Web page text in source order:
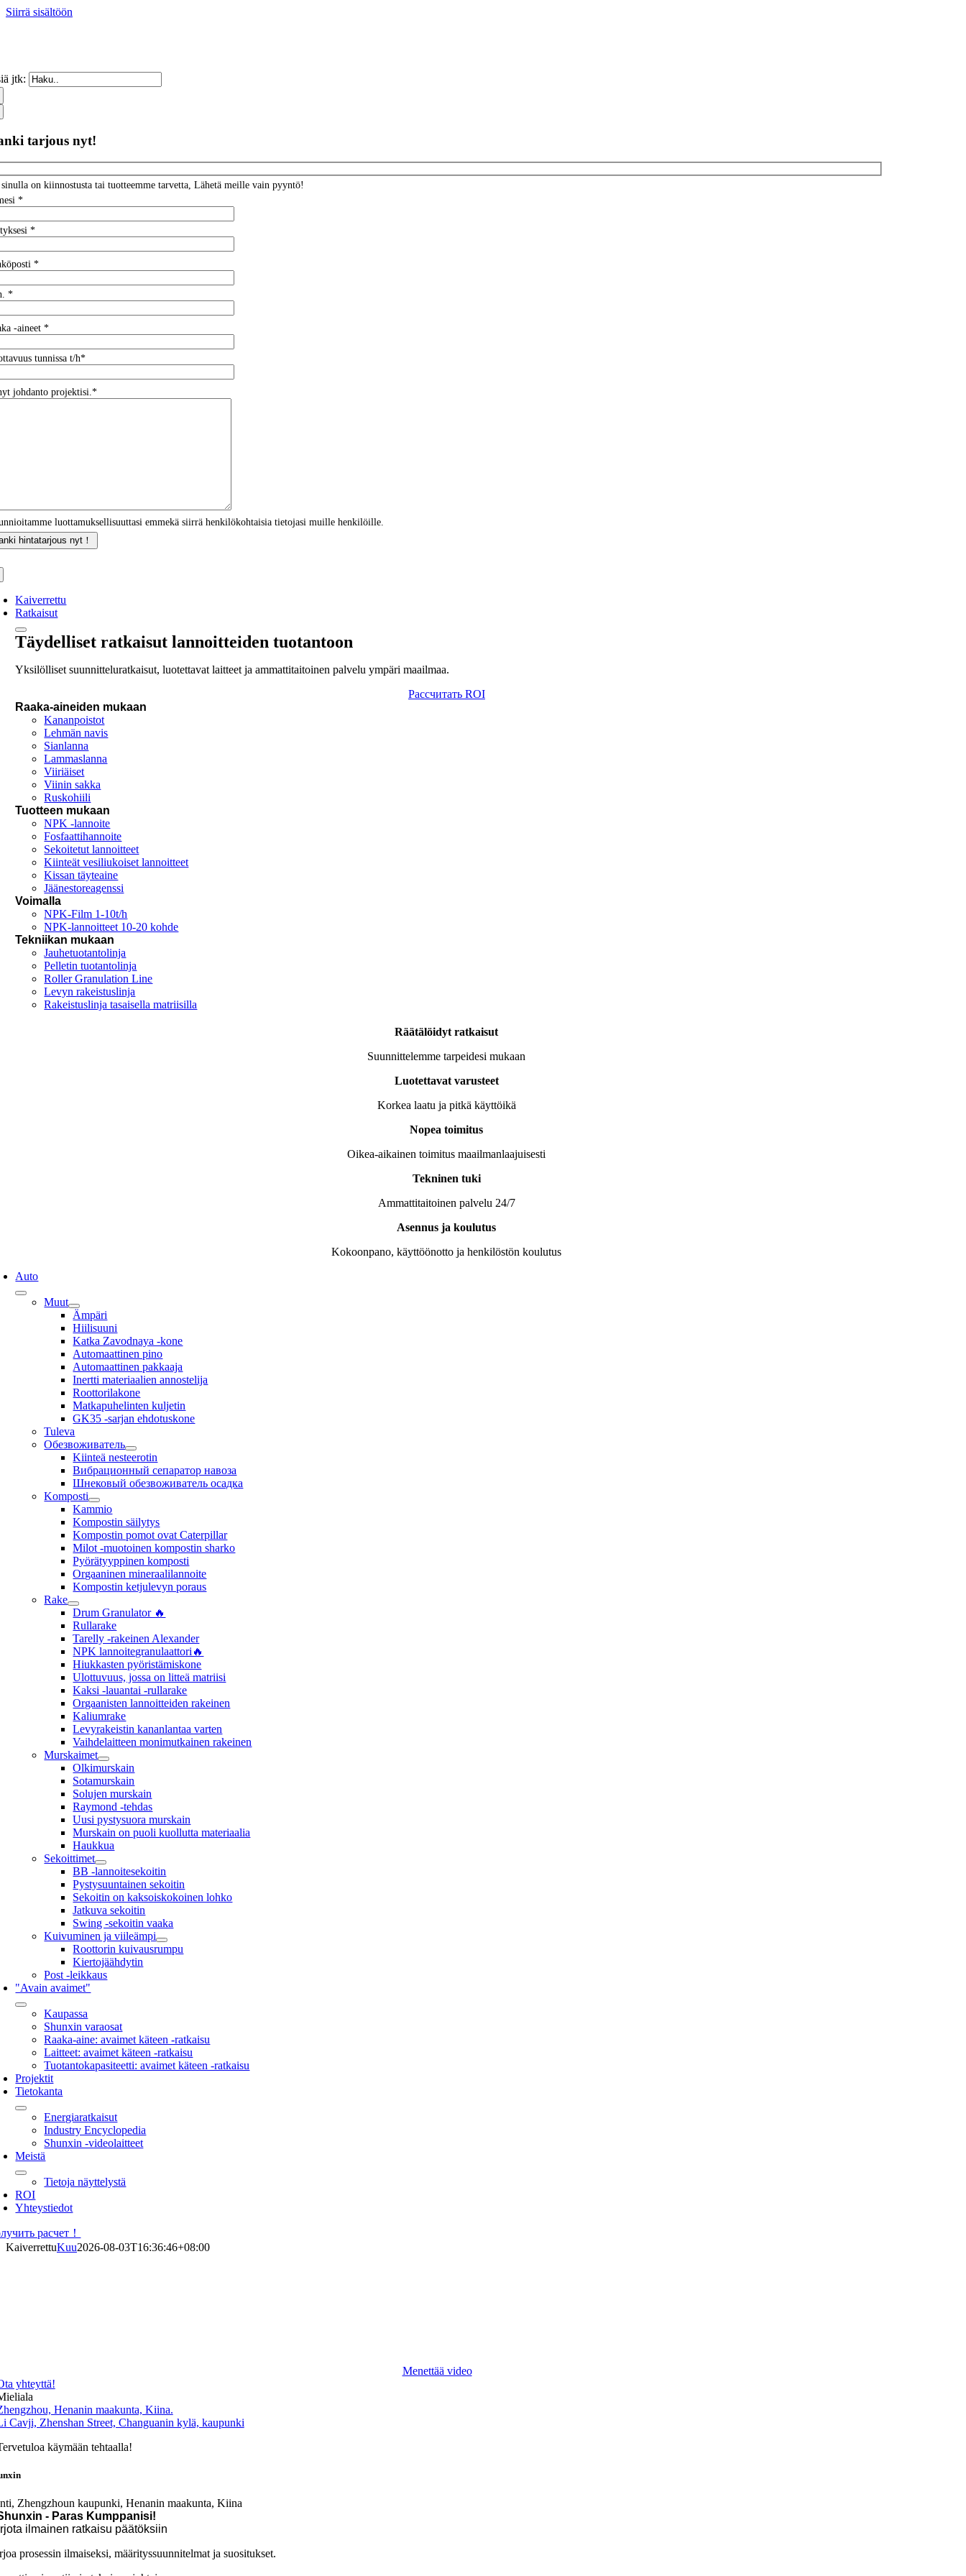
Siirrä sisältöön
jtk:
tarjous nyt!
sinulla on kiinnostusta tai tuotteemme tarvetta, Lähetä meille vain pyyntö!
*
*
*
*
-aineet *
tunnissa t/h*
johdanto projektisi.*
luottamuksellisuuttasi emmekä siirrä henkilökohtaisia ​​tietojasi muille henkilöille.
Kaiverrettu
Ratkaisut
Täydelliset ratkaisut lannoitteiden tuotantoon
Yksilölliset suunnitteluratkaisut, luotettavat laitteet ja ammattitaitoinen palvelu ympäri maailmaa.
Рассчитать ROI
Raaka-aineiden mukaan
Kananpoistot
Lehmän navis
Sianlanna
Lammaslanna
Viiriäiset
Viinin sakka
Ruskohiili
Tuotteen mukaan
NPK -lannoite
Fosfaattihannoite
Sekoitetut lannoitteet
Kiinteät vesiliukoiset lannoitteet
Kissan täyteaine
Jäänestoreagenssi
Voimalla
NPK-Film 1-10t/h
NPK-lannoitteet 10-20 kohde
Tekniikan mukaan
Jauhetuotantolinja
Pelletin tuotantolinja
Roller Granulation Line
Levyn rakeistuslinja
Rakeistuslinja tasaisella matriisilla
Räätälöidyt ratkaisut
Suunnittelemme tarpeidesi mukaan
Luotettavat varusteet
Korkea laatu ja pitkä käyttöikä
Nopea toimitus
Oikea-aikainen toimitus maailmanlaajuisesti
Tekninen tuki
Ammattitaitoinen palvelu 24/7
Asennus ja koulutus
Kokoonpano, käyttöönotto ja henkilöstön koulutus
Auto
Muut
Ämpäri
Hiilisuuni
Katka Zavodnaya -kone
Automaattinen pino
Automaattinen pakkaaja
Inertti materiaalien annostelija
Roottorilakone
Matkapuhelinten kuljetin
GK35 -sarjan ehdotuskone
Tuleva
Обезвоживатель
Kiinteä nesteerotin
Вибрационный сепаратор навоза
Шнековый обезвоживатель осадка
Komposti
Kammio
Kompostin säilytys
Kompostin pomot ovat Caterpillar
Milot -muotoinen kompostin sharko
Pyörätyyppinen komposti
Orgaaninen mineraalilannoite
Kompostin ketjulevyn poraus
Rake
Drum Granulator 🔥
Rullarake
Tarelly -rakeinen Alexander
NPK lannoitegranulaattori🔥
Hiukkasten pyöristämiskone
Ulottuvuus, jossa on litteä matriisi
Kaksi -lauantai -rullarake
Orgaanisten lannoitteiden rakeinen
Kaliumrake
Levyrakeistin kananlantaa varten
Vaihdelaitteen monimutkainen rakeinen
Murskaimet
Olkimurskain
Sotamurskain
Solujen murskain
Raymond -tehdas
Uusi pystysuora murskain
Murskain on puoli kuollutta materiaalia
Haukkua
Sekoittimet
BB -lannoitesekoitin
Pystysuuntainen sekoitin
Sekoitin on kaksoiskokoinen lohko
Jatkuva sekoitin
Swing -sekoitin vaaka
Kuivuminen ja viileämpi
Roottorin kuivausrumpu
Kiertojäähdytin
Post -leikkaus
"Avain avaimet"
Kaupassa
Shunxin varaosat
Raaka-aine: avaimet käteen -ratkaisu
Laitteet: avaimet käteen -ratkaisu
Tuotantokapasiteetti: avaimet käteen -ratkaisu
Projektit
Tietokanta
Energiaratkaisut
Industry Encyclopedia
Shunxin -videolaitteet
Meistä
Tietoja näyttelystä
ROI
Yhteystiedot
расчет！
KaiverrettuKuu2026-08-03T16:36:46+08:00
Menettää video
yhteyttä!
Henanin maakunta, Kiina.
Cavji, Zhenshan Street, Changuanin kylä, kaupunki
käymään tehtaalla!
Zhengzhoun kaupunki, Henanin maakunta, Kiina
- Paras Kumppanisi!
ilmainen ratkaisu päätöksiin
prosessin ilmaiseksi, määrityssuunnitelmat ja suositukset.